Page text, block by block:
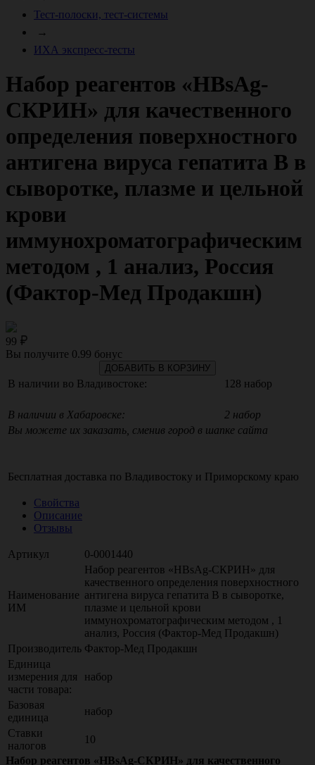
Тест-полоски, тест-системы
→
ИХА экспресс-тесты
Набор реагентов «HBsAg-
СКРИН» для качественного
определения поверхностного
антигена вируса гепатита В в
сыворотке, плазме и цельной
крови
иммунохроматографическим
методом , 1 анализ, Россия
(Фактор-Мед Продакшн)
99
Вы получите 0.99 бонус
ДОБАВИТЬ В КОРЗИНУ
В наличии во Владивостоке: 128 набор
В наличии в Хабаровске:
2 набор
Вы можете их заказать, сменив город в шапке сайта
Бесплатная доставка по Владивостоку и Приморскому краю
Свойства
Описание
Отзывы
Артикул 0-0001440
Наименование
ИМ
Набор реагентов «HBsAg-СКРИН» для
качественного определения поверхностного
антигена вируса гепатита В в сыворотке,
плазме и цельной крови
иммунохроматографическим методом , 1
анализ, Россия (Фактор-Мед Продакшн)
Производитель Фактор-Мед Продакшн
Единица
измерения для
части товара:
набор
Базовая
единица
набор
Ставки
налогов
10
Набор реагентов «HBsAg-СКРИН» для качественного